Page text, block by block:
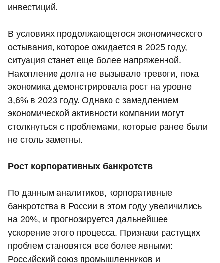
инвестиций.
В условиях продолжающегося экономического
остывания, которое ожидается в 2025 году,
ситуация станет еще более напряженной.
Накопление долга не вызывало тревоги, пока
экономика демонстрировала рост на уровне
3,6% в 2023 году. Однако с замедлением
экономической активности компании могут
столкнуться с проблемами, которые ранее были
не столь заметны.
Рост корпоративных банкротств
По данным аналитиков, корпоративные
банкротства в России в этом году увеличились
на 20%, и прогнозируется дальнейшее
ускорение этого процесса. Признаки растущих
проблем становятся все более явными:
Российский союз промышленников и